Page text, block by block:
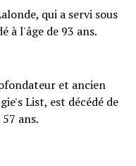
qui a servi sous
à l'âge de 93 ans.
et ancien
List, est décédé de
ans.